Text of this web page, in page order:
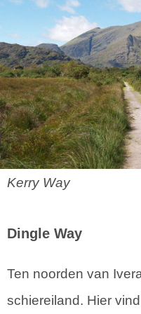
Kerry Way
Dingle Way
Ten noorden van
schiereiland. Hier